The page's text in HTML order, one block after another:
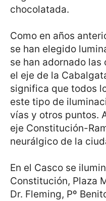
chocolatada.
Como en años
se han elegido
se han adornado
el eje de la
significa que todos
este tipo de
vías y otros puntos.
eje Constitución-
neurálgico de la
En el Casco se
Constitución, Plaza
Dr. Fleming, Pº